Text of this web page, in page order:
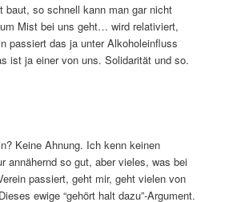
baut, so schnell kann man gar nicht
Mist bei uns geht… wird relativiert,
passiert das ja unter Alkoholeinfluss
ist ja einer von uns. Solidarität und so.
Keine Ahnung. Ich kenn keinen
annähernd so gut, aber vieles, was bei
passiert, geht mir, geht vielen von
ewige “gehört halt dazu”-Argument.